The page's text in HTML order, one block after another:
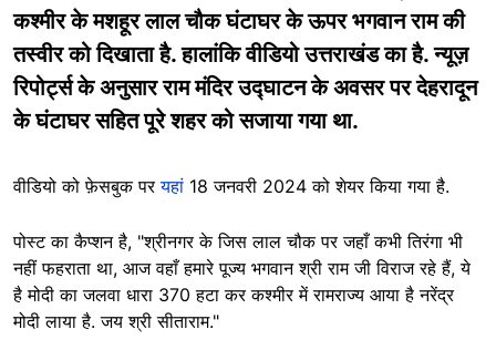
कश्मीर के मशहूर लाल चौक घंटाघर के ऊपर भगवान राम की
तस्वीर को दिखाता है. हालांकि वीडियो उत्तराखंड का है. न्यूज़
रिपोर्ट्स के अनुसार राम मंदिर उद्घाटन के अवसर पर देहरादून
के घंटाघर सहित पूरे शहर को सजाया गया था.
वीडियो को फ़ेसबुक परयहां 18 जनवरी 2024 को शेयर किया गया है.
पोस्ट का कैप्शन है, "श्रीनगर के जिस लाल चौक पर जहाँ कभी तिरंगा भी
नहीं फहराता था, आज वहाँ हमारे पूज्य भगवान श्री राम जी विराज रहे हैं, ये
है मोदी का जलवा धारा 370 हटा कर कश्मीर में रामराज्य आया है नरेंद्र
मोदी लाया है. जय श्री सीताराम."